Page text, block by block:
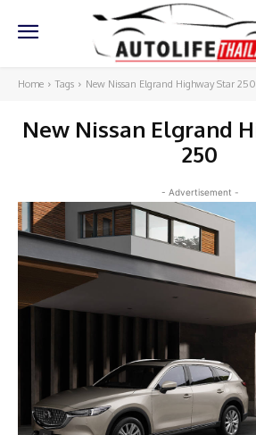
Home Tags New Nissan Elgrand Highway Star 250
New Nissan Elgrand
250
- Advertisement -